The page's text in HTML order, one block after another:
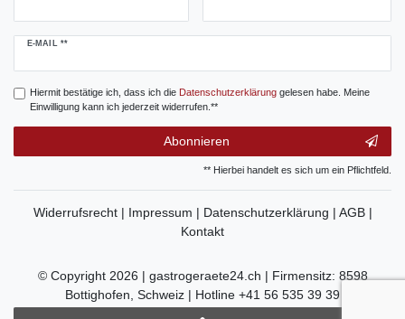
E-MAIL **
Newsletter
Hiermit bestätige ich, dass ich die Daten­schutz­erklärunggelesen habe. Meine
Einwilligung kann ich jederzeit widerrufen.**
Abonnieren
** Hierbei handelt es sich um ein Pflichtfeld.
Widerrufsrecht | Impressum | Datenschutzerklärung | AGB |
Kontakt
© Copyright 2026 | gastrogeraete24.ch | Firmensitz: 8598
Bottighofen, Schweiz | Hotline +41 56 535 39 39